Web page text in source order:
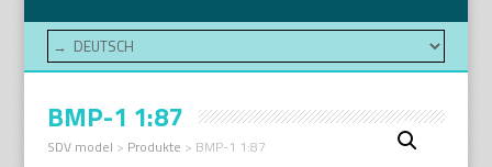
BMP-1 1:87
SDV model > Produkte > BMP-1 1:87